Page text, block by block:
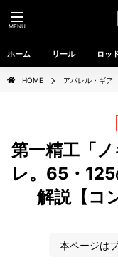
ホーム リール ロッ
MENU
HOME アパレル・ギア
第一精工「
レ。65・
解説【コ